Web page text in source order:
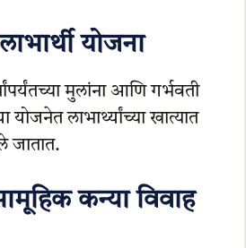
योजना
मुलांना आणि गर्भवती
योजनेत लाभार्थ्यांच्या खात्यात
जातात.
कन्या विवाह